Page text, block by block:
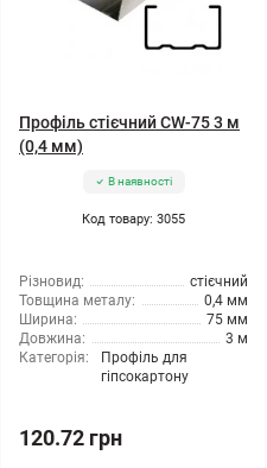
Профіль стієчний CW-75 3 м
(0,4 мм)
В наявності
Код товару: 3055
Різновид:
стієчний
Товщина металу:
0,4 мм
Ширина:
75 мм
Довжина:
3 м
Категорія:
Профіль для
гіпсокартону
120.72 грн